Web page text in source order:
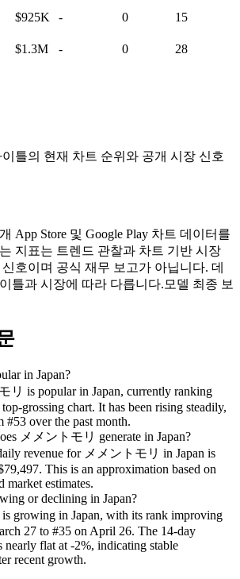
$925K - 0
15
$1.3M - 0
28
틀의 현재 차트 순위와 공개 시장 신호
App Store 및 Google Play 차트 데이터를
지표는 트렌드 관찰과 차트 기반 시장
호이며 공식 재무 보고가 아닙니다. 데
틀과 시장에 따라 다릅니다. 모델 최종 보
in Japan?
リ is popular in Japan, currently ranking
grossing chart. It has been rising steadily,
#53 over the past month.
メメントモリ generate in Japan?
revenue for メメントモリ in Japan is
This is an approximation based on
market estimates.
or declining in Japan?
growing in Japan, with its rank improving
27 to #35 on April 26. The 14-day
nearly flat at -2%, indicating stable
recent growth.